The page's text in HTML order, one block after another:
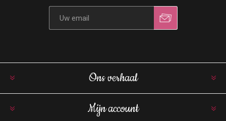
Ons verhaal
Mijn account